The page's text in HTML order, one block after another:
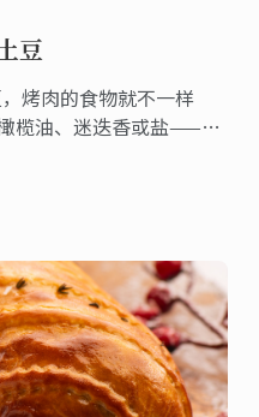
豆
烤肉的食物就不一样
榄油、迷迭香或盐——也
人垂涎的松脆土豆。